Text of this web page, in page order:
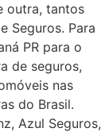
outra, tantos
Seguros. Para
PR para o
de seguros,
nas
do Brasil.
Azul Seguros,